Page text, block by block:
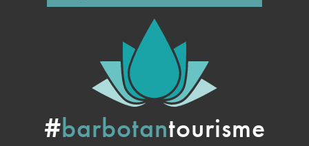
#barbotantourisme